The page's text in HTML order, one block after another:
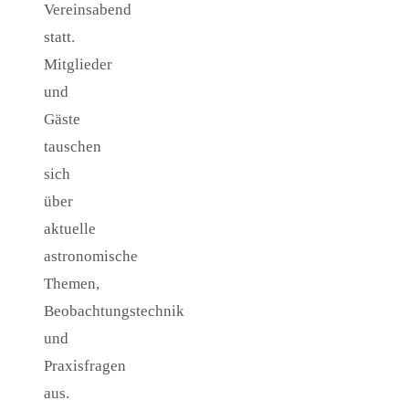
Vereinsabend
statt.
Mitglieder
und
Gäste
tauschen
sich
über
aktuelle
astronomische
Themen,
Beobachtungstechnik
und
Praxisfragen
aus.